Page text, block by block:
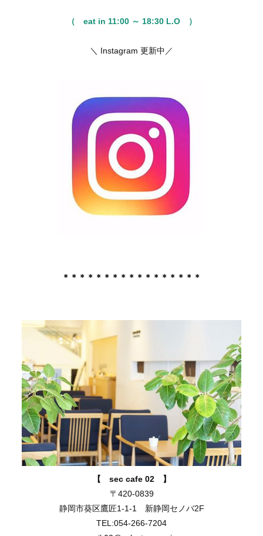
（ eat in 11:00 ～ 18:30 L.O ）
＼ Instagram 更新中／
＊＊＊＊＊＊＊＊＊＊＊＊＊＊＊＊＊
【 sec cafe 02 】
〒420-0839
静岡市葵区鷹匠1-1-1 新静岡セノバ2F
TEL:054-266-7204